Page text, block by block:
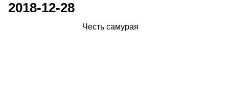
2018-12-28
Честь самурая